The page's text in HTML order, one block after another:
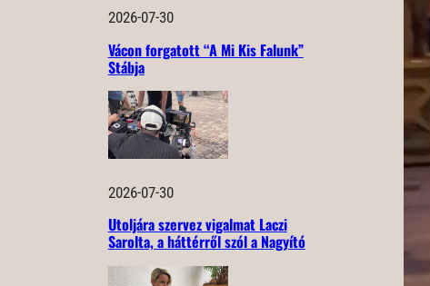
2026-07-30
Vácon forgatott “A Mi Kis Falunk”
Stábja
2026-07-30
Utoljára szervez vigalmat Laczi
Sarolta, a háttérről szól a Nagyító